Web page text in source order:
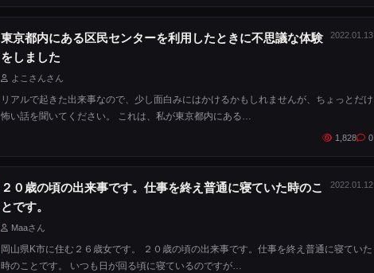
東京都内にある区民センターを利用したときに不思議な体験
をしました
2022.01.13
よこさんさん
リアルで起きた出来事なので、少し面白みにはかけるかもしれませんが、ちょっとだけ
怖い話を聞いてください。 これは、私が東京都内にある…
1,828 0
２０歳の頃の出来事です。仕事を終え普通に寝ていた時のこ
とです。
2022.01.12
Maaさん
岡山県K市に住む２６歳女です。 ２０歳の頃の出来事です。仕事を終え普通に寝ていた
時のことです。 いつも日が回る頃に寝ているのですが…